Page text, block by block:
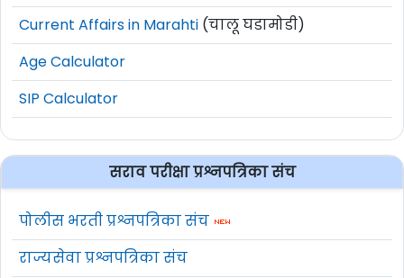
Current Affairs in Marahti (चालू घडामोडी)
Age Calculator
SIP Calculator
सराव परीक्षा प्रश्नपत्रिका संच
पोलीस भरती प्रश्नपत्रिका संच
राज्यसेवा प्रश्नपत्रिका संच